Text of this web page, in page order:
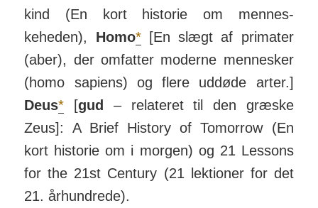
kind (En kort historie om men­nes­
keheden), Homo*[En slægt af primater
(aber), der om­fatter moderne men­nesker
(homo sapiens) og flere uddøde arter.]
Deus* [gud
– rela­teret til den græske
Zeus]: A Brief History of To­morrow (En
kort historie om i morgen) og 21 Lessons
for the 21st Century (21 lek­tioner for det
21. år­hun­drede).